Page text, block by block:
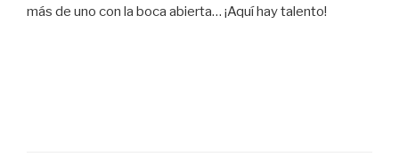
más de uno con la boca abierta… ¡Aquí hay talento!